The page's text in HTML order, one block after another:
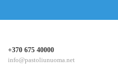
+370 675 40000
info@pastoliunuoma.net